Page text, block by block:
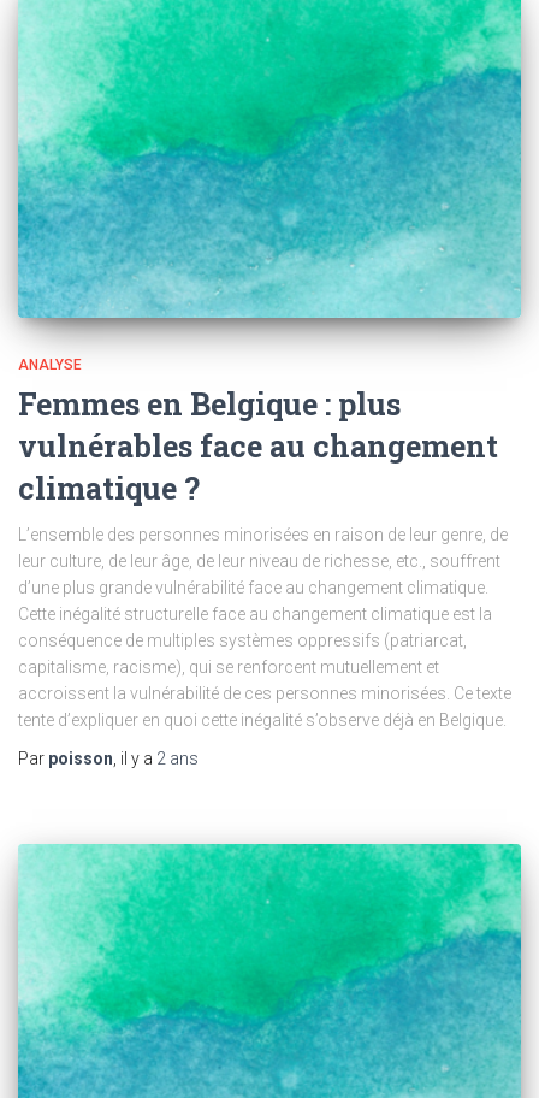
ANALYSE
Femmes en Belgique : plus
vulnérables face au changement
climatique ?
L’ensemble des personnes minorisées en raison de leur genre, de
leur culture, de leur âge, de leur niveau de richesse, etc., souffrent
d’une plus grande vulnérabilité face au changement climatique.
Cette inégalité structurelle face au changement climatique est la
conséquence de multiples systèmes oppressifs (patriarcat,
capitalisme, racisme), qui se renforcent mutuellement et
accroissent la vulnérabilité de ces personnes minorisées. Ce texte
tente d’expliquer en quoi cette inégalité s’observe déjà en Belgique.
Par poisson , il y a 2 ans